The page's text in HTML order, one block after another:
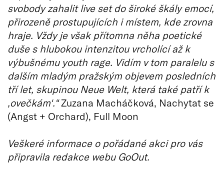
svobody zahalit live set do široké škály emocí,
přirozeně prostupujících i místem, kde zrovna
hraje. Vždy je však přítomna něha poetické
duše s hlubokou intenzitou vrcholící až k
výbušnému youth rage. Vidím v tom paralelu s
dalším mladým pražským objevem posledních
tří let, skupinou Neue Welt, která také patří k
‚ovečkám‘.“Zuzana Macháčková, Nachytat se
(Angst + Orchard), Full Moon
Veškeré informace o pořádané akci pro vás
připravila redakce webu GoOut.